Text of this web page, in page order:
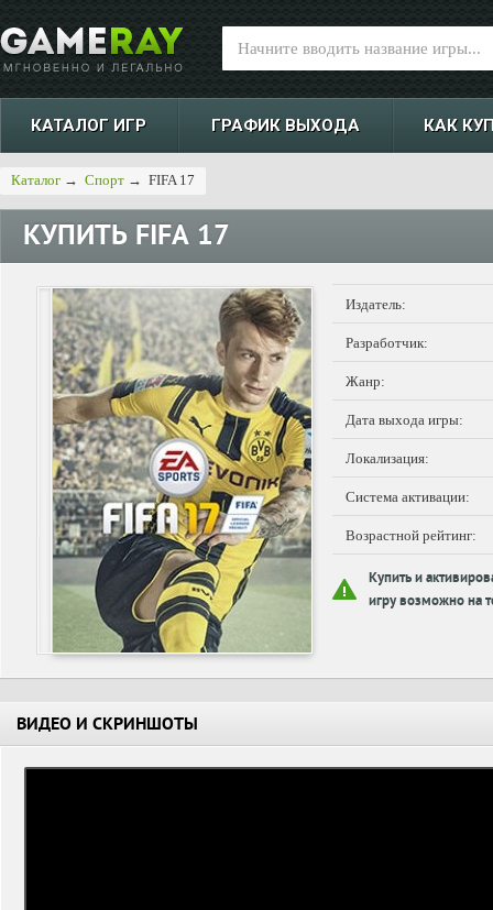
КАТАЛОГ ИГР ГРАФИК ВЫХОДА КАК
Каталог → Спорт → FIFA 17
КУПИТЬ FIFA 17
Издатель:
Разработчик:
Жанр:
Дата выхода игры:
Локализация:
Система активации:
Возрастной рейтинг:
Купить и
игру возможно на
ВИДЕО И СКРИНШОТЫ